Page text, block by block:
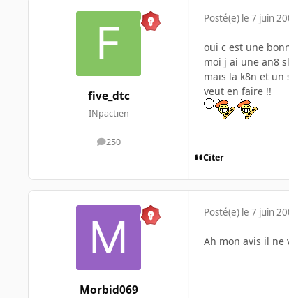
five_dtc
INpactien
250
messages
Posté(e) le 7 juin
oui c est une
moi j ai une an8
mais la k8n et un
veut en faire !!
Citer
Morbid069
Posté(e) le 7 juin
Ah mon avis il ne